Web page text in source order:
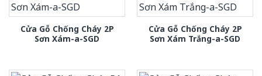
Cửa Gỗ Chống Cháy 2P
Sơn Xám-a-SGD
Cửa Gỗ Chống Cháy 2P
Sơn Xám Trắng-a-SGD